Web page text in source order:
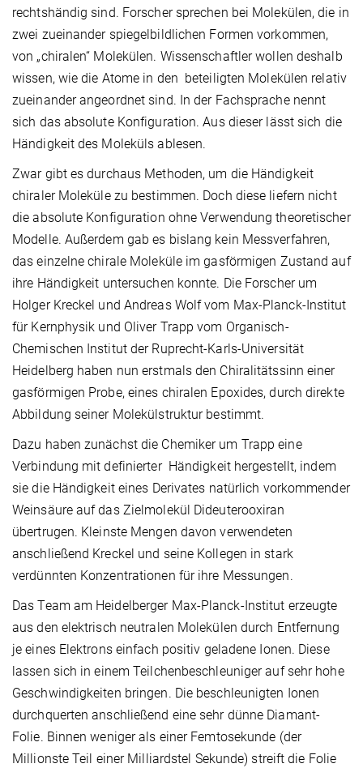
rechtshändig sind. Forscher sprechen bei Molekülen, die in
zwei zueinander spiegelbildlichen Formen vorkommen,
von „chiralen“ Molekülen. Wissenschaftler wollen deshalb
wissen, wie die Atome in den beteiligten Molekülen relativ
zueinander angeordnet sind. In der Fachsprache nennt
sich das absolute Konfiguration. Aus dieser lässt sich die
Händigkeit des Moleküls ablesen.
Zwar gibt es durchaus Methoden, um die Händigkeit
chiraler Moleküle zu bestimmen. Doch diese liefern nicht
die absolute Konfiguration ohne Verwendung theoretischer
Modelle. Außerdem gab es bislang kein Messverfahren,
das einzelne chirale Moleküle im gasförmigen Zustand auf
ihre Händigkeit untersuchen konnte. Die Forscher um
Holger Kreckel und Andreas Wolf vom Max-Planck-Institut
für Kernphysik und Oliver Trapp vom Organisch-
Chemischen Institut der Ruprecht-Karls-Universität
Heidelberg haben nun erstmals den Chiralitätssinn einer
gasförmigen Probe, eines chiralen Epoxides, durch direkte
Abbildung seiner Molekülstruktur bestimmt.
Dazu haben zunächst die Chemiker um Trapp eine
Verbindung mit definierter Händigkeit hergestellt, indem
sie die Händigkeit eines Derivates natürlich vorkommender
Weinsäure auf das Zielmolekül Dideuterooxiran
übertrugen. Kleinste Mengen davon verwendeten
anschließend Kreckel und seine Kollegen in stark
verdünnten Konzentrationen für ihre Messungen.
Das Team am Heidelberger Max-Planck-Institut erzeugte
aus den elektrisch neutralen Molekülen durch Entfernung
je eines Elektrons einfach positiv geladene Ionen. Diese
lassen sich in einem Teilchenbeschleuniger auf sehr hohe
Geschwindigkeiten bringen. Die beschleunigten Ionen
durchquerten anschließend eine sehr dünne Diamant-
Folie. Binnen weniger als einer Femtosekunde (der
Millionste Teil einer Milliardstel Sekunde) streift die Folie